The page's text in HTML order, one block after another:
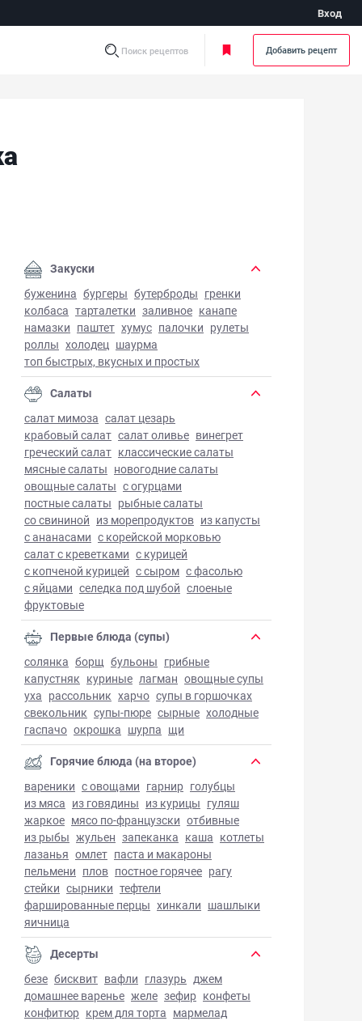
Вход
Поиск рецептов Добавить рецепт
брюквенная запеканка - фото готового блюда
Закуски
буженина бургеры бутерброды гренки
колбаса тарталетки заливное канапе
намазки паштет хумус палочки рулеты
роллы холодец шаурма
топ быстрых, вкусных и простых
Салаты
салат мимоза салат цезарь
крабовый салат салат оливье винегрет
греческий салат классические салаты
мясные салаты новогодние салаты
овощные салаты с огурцами
постные салаты рыбные салаты
со свининой из морепродуктов из капусты
с ананасами с корейской морковью
салат с креветками с курицей
с копченой курицей с сыром с фасолью
с яйцами селедка под шубой слоеные
фруктовые
Первые блюда (супы)
солянка борщ бульоны грибные
капустняк куриные лагман овощные супы
уха рассольник харчо супы в горшочках
свекольник супы-пюре сырные холодные
гаспачо окрошка шурпа щи
Горячие блюда (на второе)
вареники с овощами гарнир голубцы
из мяса из говядины из курицы гуляш
жаркое мясо по-французски отбивные
из рыбы жульен запеканка каша котлеты
лазанья омлет паста и макароны
пельмени плов постное горячее рагу
стейки сырники тефтели
фаршированные перцы хинкали шашлыки
яичница
Десерты
безе бисквит вафли глазурь джем
домашнее варенье желе зефир конфеты
конфитюр крем для торта мармелад